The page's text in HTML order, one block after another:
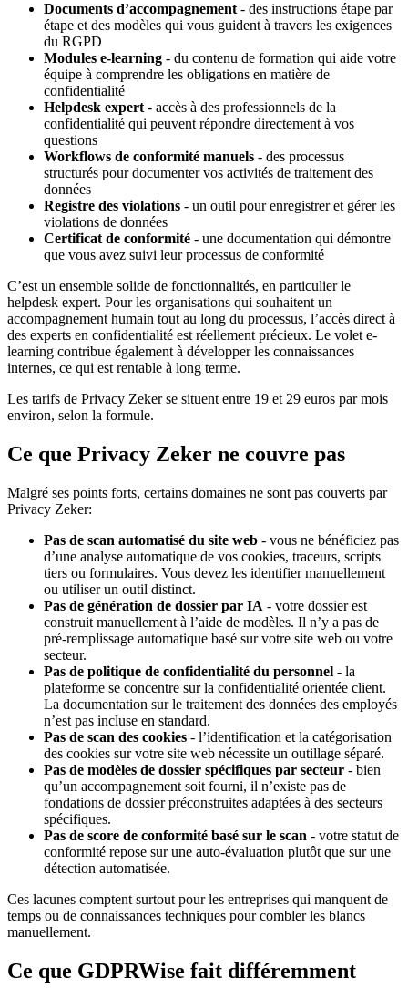
Documents d’accompagnement - des instructions étape par
étape et des modèles qui vous guident à travers les exigences
du RGPD
Modules e-learning - du contenu de formation qui aide votre
équipe à comprendre les obligations en matière de
confidentialité
Helpdesk expert - accès à des professionnels de la
confidentialité qui peuvent répondre directement à vos
questions
Workflows de conformité manuels - des processus
structurés pour documenter vos activités de traitement des
données
Registre des violations - un outil pour enregistrer et gérer les
violations de données
Certificat de conformité - une documentation qui démontre
que vous avez suivi leur processus de conformité
C’est un ensemble solide de fonctionnalités, en particulier le
helpdesk expert. Pour les organisations qui souhaitent un
accompagnement humain tout au long du processus, l’accès direct à
des experts en confidentialité est réellement précieux. Le volet e-
learning contribue également à développer les connaissances
internes, ce qui est rentable à long terme.
Les tarifs de Privacy Zeker se situent entre 19 et 29 euros par mois
environ, selon la formule.
Ce que Privacy Zeker ne couvre pas
Malgré ses points forts, certains domaines ne sont pas couverts par
Privacy Zeker:
Pas de scan automatisé du site web - vous ne bénéficiez pas
d’une analyse automatique de vos cookies, traceurs, scripts
tiers ou formulaires. Vous devez les identifier manuellement
ou utiliser un outil distinct.
Pas de génération de dossier par IA - votre dossier est
construit manuellement à l’aide de modèles. Il n’y a pas de
pré-remplissage automatique basé sur votre site web ou votre
secteur.
Pas de politique de confidentialité du personnel - la
plateforme se concentre sur la confidentialité orientée client.
La documentation sur le traitement des données des employés
n’est pas incluse en standard.
Pas de scan des cookies - l’identification et la catégorisation
des cookies sur votre site web nécessite un outillage séparé.
Pas de modèles de dossier spécifiques par secteur - bien
qu’un accompagnement soit fourni, il n’existe pas de
fondations de dossier préconstruites adaptées à des secteurs
spécifiques.
Pas de score de conformité basé sur le scan - votre statut de
conformité repose sur une auto-évaluation plutôt que sur une
détection automatisée.
Ces lacunes comptent surtout pour les entreprises qui manquent de
temps ou de connaissances techniques pour combler les blancs
manuellement.
Ce que GDPRWise fait différemment